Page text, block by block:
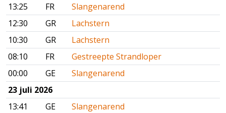
13:25
FR
Slangenarend
12:30
GR
Lachstern
10:30
GR
Lachstern
08:10
FR
Gestreepte Strandloper
00:00
GE
Slangenarend
23 juli 2026
13:41
GE
Slangenarend